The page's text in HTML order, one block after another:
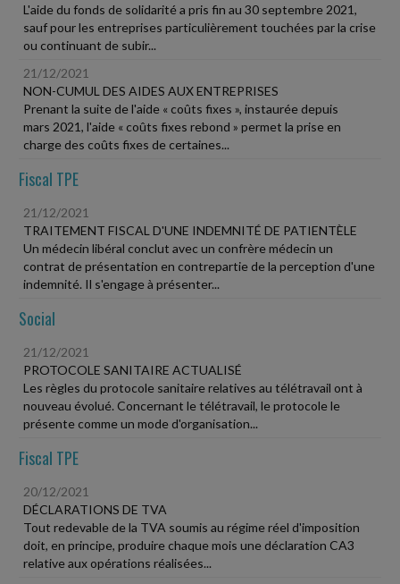
L'aide du fonds de solidarité a pris fin au 30 septembre 2021,
sauf pour les entreprises particulièrement touchées par la crise
ou continuant de subir...
21/12/2021
NON-CUMUL DES AIDES AUX ENTREPRISES
Prenant la suite de l'aide « coûts fixes », instaurée depuis
mars 2021, l'aide « coûts fixes rebond » permet la prise en
charge des coûts fixes de certaines...
Fiscal TPE
21/12/2021
TRAITEMENT FISCAL D'UNE INDEMNITÉ DE PATIENTÈLE
Un médecin libéral conclut avec un confrère médecin un
contrat de présentation en contrepartie de la perception d'une
indemnité. Il s'engage à présenter...
Social
21/12/2021
PROTOCOLE SANITAIRE ACTUALISÉ
Les règles du protocole sanitaire relatives au télétravail ont à
nouveau évolué. Concernant le télétravail, le protocole le
présente comme un mode d'organisation...
Fiscal TPE
20/12/2021
DÉCLARATIONS DE TVA
Tout redevable de la TVA soumis au régime réel d'imposition
doit, en principe, produire chaque mois une déclaration CA3
relative aux opérations réalisées...